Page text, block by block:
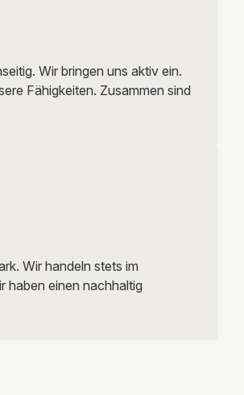
Wir bringen uns aktiv ein.
Fähigkeiten. Zusammen sind
Wir handeln stets im
haben einen nachhaltig